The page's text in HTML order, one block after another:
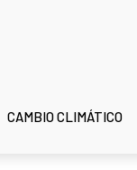
CAMBIO CLIMÁTICO